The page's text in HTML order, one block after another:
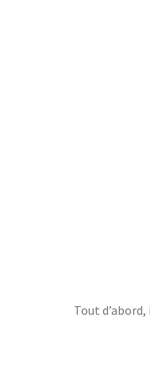
Tout d’abord,